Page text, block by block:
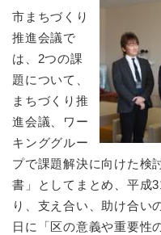
市まちづくり
推進会議で
は、2つの課
題について、
まちづくり推
進会議、ワー
キンググルー
プで課題解決に向けた検
書」としてまとめ、平成
り、支え合い、助け合い
日に「区の意義や重要性